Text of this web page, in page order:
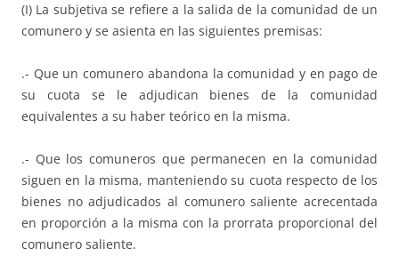
(I) La subjetiva se refiere a la salida de la comunidad de un
comunero y se asienta en las siguientes premisas:
.- Que un comunero abandona la comunidad y en pago de
su cuota se le adjudican bienes de la comunidad
equivalentes a su haber teórico en la misma.
.- Que los comuneros que permanecen en la comunidad
siguen en la misma, manteniendo su cuota respecto de los
bienes no adjudicados al comunero saliente acrecentada
en proporción a la misma con la prorrata proporcional del
comunero saliente.